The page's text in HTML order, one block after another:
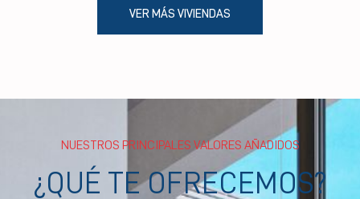
VER MÁS VIVIENDAS
NUESTROS PRINCIPALES VALORES AÑADIDOS
¿QUÉ TE OFRECEMOS?